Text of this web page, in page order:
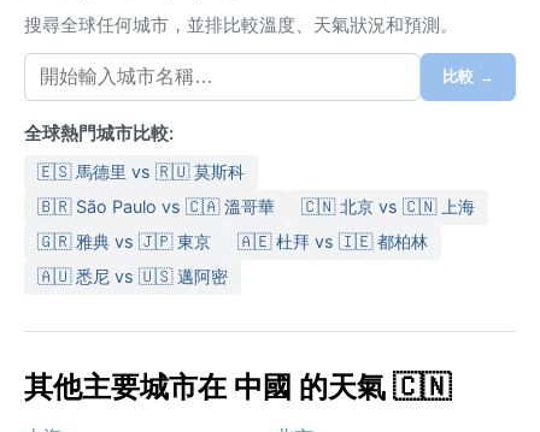
搜尋全球任何城市，並排比較溫度、天氣狀況和預測。
比較 →
全球熱門城市比較:
🇪🇸 馬德里 vs 🇷🇺 莫斯科
🇧🇷 São Paulo vs 🇨🇦 溫哥華
🇨🇳 北京 vs 🇨🇳 上海
🇬🇷 雅典 vs 🇯🇵 東京
🇦🇪 杜拜 vs 🇮🇪 都柏林
🇦🇺 悉尼 vs 🇺🇸 邁阿密
其他主要城市在 中國 的天氣 🇨🇳